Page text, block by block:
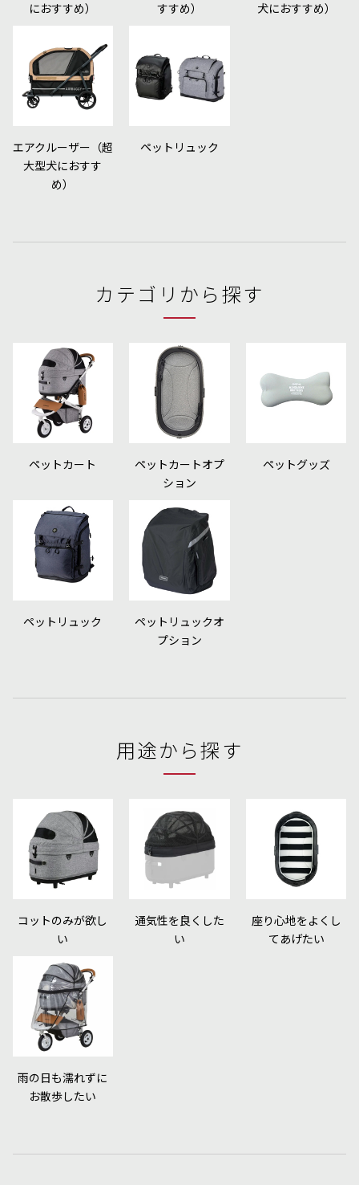
におすすめ）
すすめ）
犬におすすめ）
エアクルーザー（超
大型犬におすす
め）
ペットリュック
カテゴリから探す
ペットカート
ペットカートオプ
ション
ペットグッズ
ペットリュック
ペットリュックオ
プション
用途から探す
コットのみが欲し
い
通気性を良くした
い
座り心地をよくし
てあげたい
雨の日も濡れずに
お散歩したい